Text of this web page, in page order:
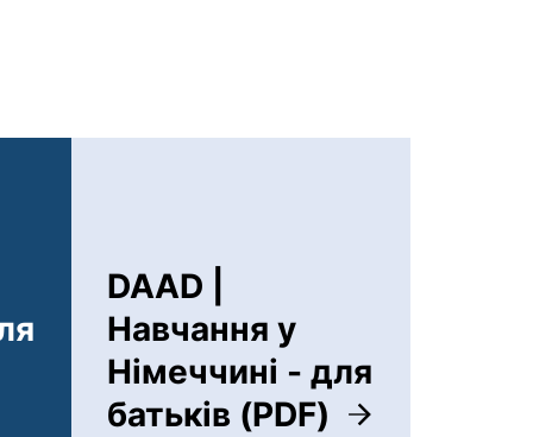
DAAD |
Навчання у
Німеччині - для
батьків (PDF)